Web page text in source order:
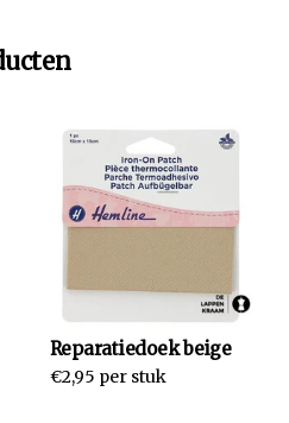
Reparatiedoek beige
€2,95 per stuk